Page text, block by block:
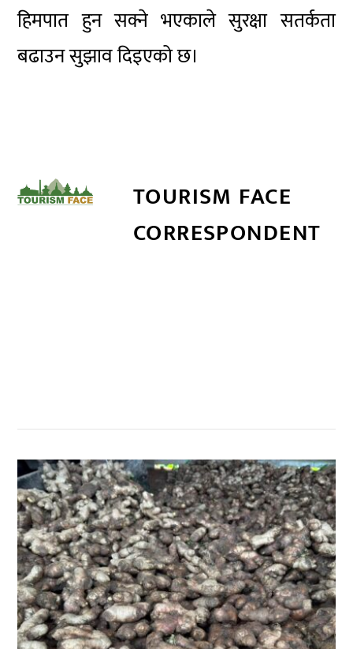
हिमपात हुन सक्ने भएकाले सुरक्षा सतर्कता
बढाउन सुझाव दिइएको छ।
TOURISM FACE
CORRESPONDENT
,